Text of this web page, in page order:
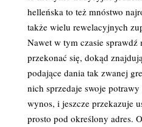
helleńska to też mnóstwo
także wielu rewelacyjnych
Nawet w tym czasie sprawdź
przekonać się, dokąd
podające dania tak zwanej
nich sprzedaje swoje
wynos, i jeszcze przekazuje
prosto pod określony adres.